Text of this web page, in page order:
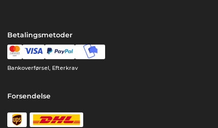
Betalingsmetoder
Bankoverførsel, Efterkrav
Forsendelse